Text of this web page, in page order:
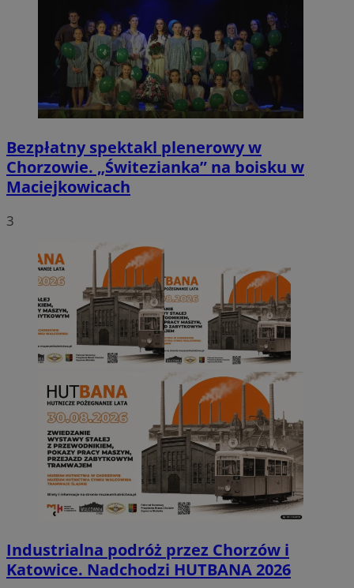
Bezpłatny spektakl plenerowy w
Chorzowie. „Świtezianka” na boisku w
Maciejkowicach
3
Industrialna podróż przez Chorzów i
Katowice. Nadchodzi HUTBANA 2026